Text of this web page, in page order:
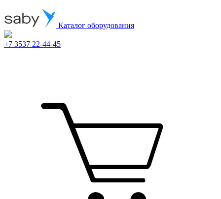
Каталог оборудования
+7 3537 22-44-45